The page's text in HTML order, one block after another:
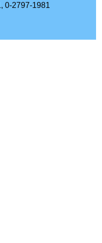
0-2797-1981